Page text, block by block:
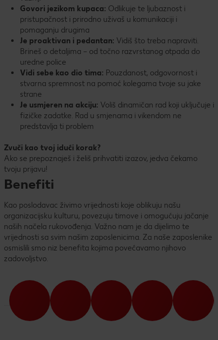
Govori jezikom kupaca: Odlikuje te ljubaznost i
pristupačnost i prirodno uživaš u komunikaciji i
pomaganju drugima
Je proaktivan i pedantan: Vidiš što treba napraviti.
Brineš o detaljima – od točno razvrstanog otpada do
uredne police
Vidi sebe kao dio tima: Pouzdanost, odgovornost i
stvarna spremnost na pomoć kolegama tvoje su jake
strane
Je usmjeren na akciju: Voliš dinamičan rad koji uključuje i
fizičke zadatke. Rad u smjenama i vikendom ne
predstavlja ti problem
Zvuči kao tvoj idući korak?
Ako se prepoznaješ i želiš prihvatiti izazov, jedva čekamo
tvoju prijavu!
Benefiti
Kao poslodavac živimo vrijednosti koje oblikuju našu
organizacijsku kulturu, povezuju timove i omogućuju jačanje
naših načela rukovođenja. Važno nam je da dijelimo te
vrijednosti sa svim našim zaposlenicima. Za naše zaposlenike
osmislili smo niz benefita kojima povećavamo njihovo
zadovoljstvo.